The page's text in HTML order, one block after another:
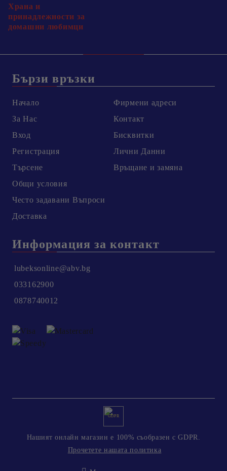
Храна и
принадлежности за
домашни любимци
Бързи връзки
Начало
За Нас
Вход
Регистрация
Търсене
Общи условия
Честo задавани Въпроси
Доставка
Фирмени адреси
Контакт
Бисквитки
Лични Данни
Връщане и замяна
Информация за контакт
lubeksonline@abv.bg
033162900
0878740012
GDPR
Нашият онлайн магазин е 100% съобразен с GDPR.
Прочетете нашата политика